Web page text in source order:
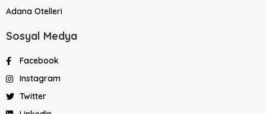
Adana Otelleri
Sosyal Medya
Facebook
Instagram
Twitter